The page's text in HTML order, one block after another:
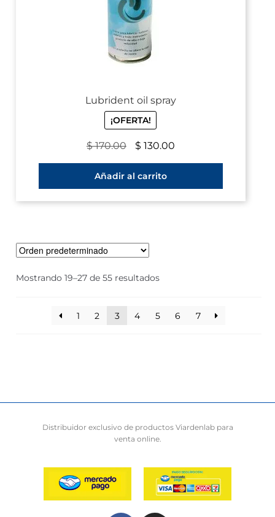
Lubrident oil spray
¡OFERTA!
$170.00 $ 130.00
Añadir al carrito
Mostrando 19–27 de 55 resultados
1 2 3 4 5 6 7
Distribuidor exclusivo de productos Viardenlab para
venta online.